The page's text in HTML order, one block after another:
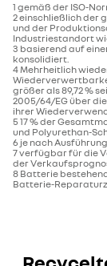
1 gemäß der ISO-
2 einschließlich der
und der
Industriestandort
3 basierend auf
konsolidiert.
4 Mehrheitlich
größer als 89,72 %
2005/64/EG über
ihrer
5 17 % der
und Polyurethan-
6 je nach Ausführung
7 verfügbar für die
der
8 Batterie
Batterie-